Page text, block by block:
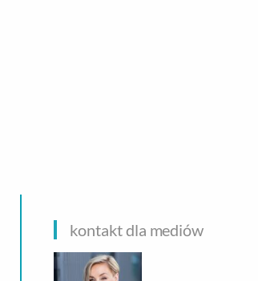
kontakt dla mediów